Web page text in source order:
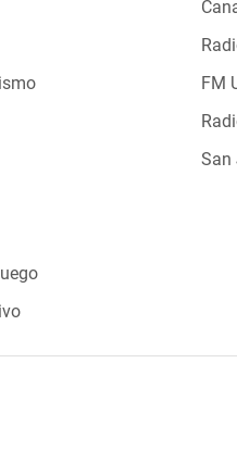
FM
San